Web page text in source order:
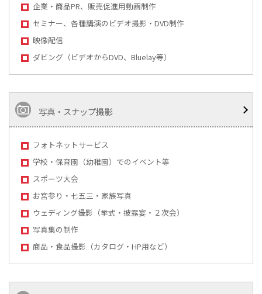
企業・商品PR、販売促進用動画制作
セミナー、各種講演のビデオ撮影・DVD制作
映像配信
ダビング（ビデオからDVD、Bluelay等）
写真・スナップ撮影
フォトネットサービス
学校・保育園（幼稚園）でのイベント等
スポーツ大会
お宮参り・七五三・家族写真
ウェディング撮影（挙式・披露宴・２次会）
写真集の制作
商品・食品撮影（カタログ・HP用など）